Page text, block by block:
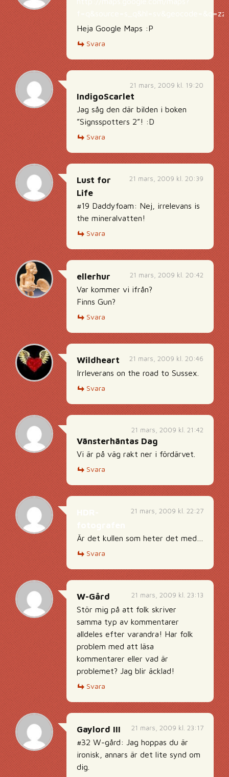
Heja Google Maps :P
Svara
21 mars, 2009 kl. 19:20
IndigoScarlet
Jag såg den där bilden i boken
”Signsspotters 2”! :D
Svara
21 mars, 2009 kl. 20:39
Lust for
Life
#19 Daddyfoam: Nej, irrelevans is
the mineralvatten!
Svara
21 mars, 2009 kl. 20:42
ellerhur
Var kommer vi ifrån?
Finns Gun?
Svara
21 mars, 2009 kl. 20:46
Wildheart
Irrleverans on the road to Sussex.
Svara
21 mars, 2009 kl. 21:42
Vänsterhäntas Dag
Vi är på väg rakt ner i fördärvet.
Svara
21 mars, 2009 kl. 22:27
Är det kullen som heter det med…
Svara
21 mars, 2009 kl. 23:13
W-Gård
Stör mig på att folk skriver
samma typ av kommentarer
alldeles efter varandra! Har folk
problem med att läsa
kommentarer eller vad är
problemet? Jag blir äcklad!
Svara
21 mars, 2009 kl. 23:17
Gaylord III
#32 W-gård: Jag hoppas du är
ironisk, annars är det lite synd om
dig.